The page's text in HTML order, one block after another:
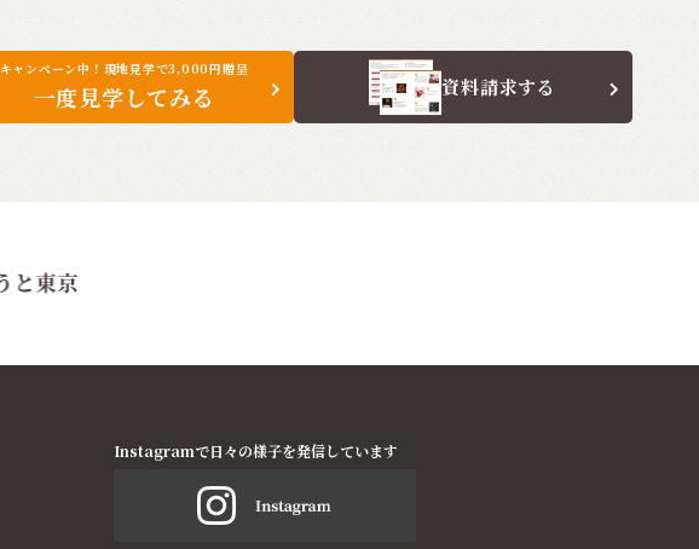
キャンペーン中！現地見学で3,000円贈呈
一度見学してみる 資料請求する
Instagramで日々の様子を発信しています